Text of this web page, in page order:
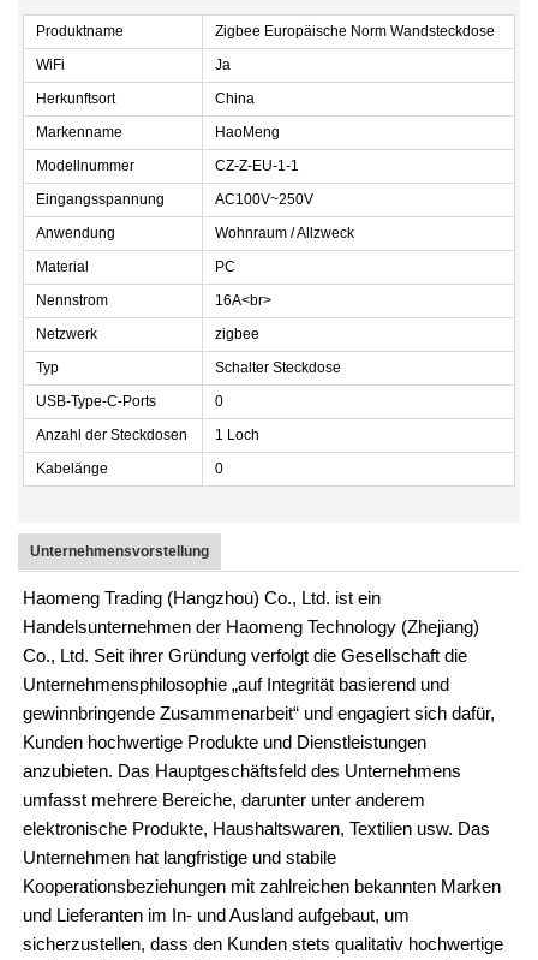
Produktname
Zigbee Europäische Norm Wandsteckdose
WiFi
Ja
Herkunftsort
China
Markenname
HaoMeng
Modellnummer
CZ-Z-EU-1-1
Eingangsspannung
AC100V~250V
Anwendung
Wohnraum / Allzweck
Material
PC
Nennstrom
16A<br>
Netzwerk
zigbee
Typ
Schalter Steckdose
USB-Type-C-Ports
0
Anzahl der Steckdosen
1 Loch
Kabelänge
0
Unternehmensvorstellung
Haomeng Trading (Hangzhou) Co., Ltd. ist ein
Handelsunternehmen der Haomeng Technology (Zhejiang)
Co., Ltd. Seit ihrer Gründung verfolgt die Gesellschaft die
Unternehmensphilosophie „auf Integrität basierend und
gewinnbringende Zusammenarbeit“ und engagiert sich dafür,
Kunden hochwertige Produkte und Dienstleistungen
anzubieten. Das Hauptgeschäftsfeld des Unternehmens
umfasst mehrere Bereiche, darunter unter anderem
elektronische Produkte, Haushaltswaren, Textilien usw. Das
Unternehmen hat langfristige und stabile
Kooperationsbeziehungen mit zahlreichen bekannten Marken
und Lieferanten im In- und Ausland aufgebaut, um
sicherzustellen, dass den Kunden stets qualitativ hochwertige